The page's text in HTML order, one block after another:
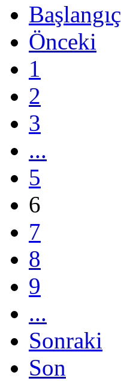
Başlangıç
Önceki
1
2
3
...
5
6
7
8
9
...
Sonraki
Son